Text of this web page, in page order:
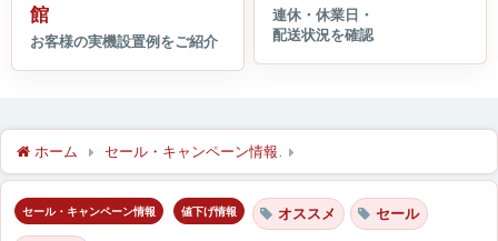
館
ホーム セール・キャンペーン情報
セール・キャンペーン情報 値下げ情報 オススメ セール